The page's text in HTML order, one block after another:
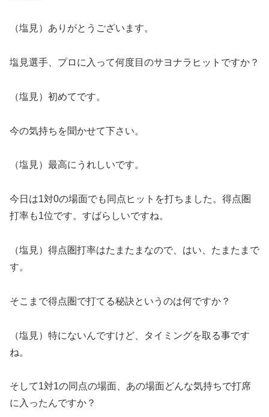
（塩見）ありがとうございます。
塩見選手、プロに入って何度目のサヨナラヒットですか？
（塩見）初めてです。
今の気持ちを聞かせて下さい。
（塩見）最高にうれしいです。
今日は1対0の場面でも同点ヒットを打ちました。得点圏
打率も1位です。すばらしいですね。
（塩見）得点圏打率はたまたまなので、はい、たまたまで
す。
そこまで得点圏で打てる秘訣というのは何ですか？
（塩見）特にないんですけど、タイミングを取る事です
ね。
そして1対1の同点の場面、あの場面どんな気持ちで打席
に入ったんですか？